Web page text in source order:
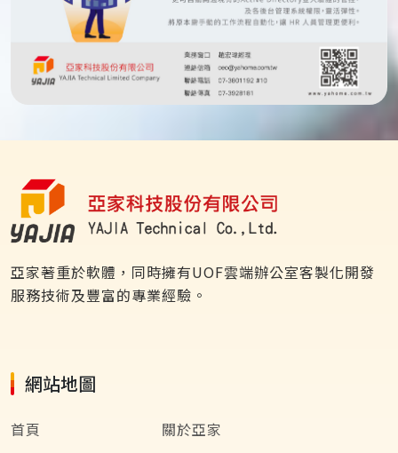
亞家著重於軟體，同時擁有UOF雲端辦公室客製化開發
服務技術及豐富的專業經驗。
網站地圖
首頁
關於亞家